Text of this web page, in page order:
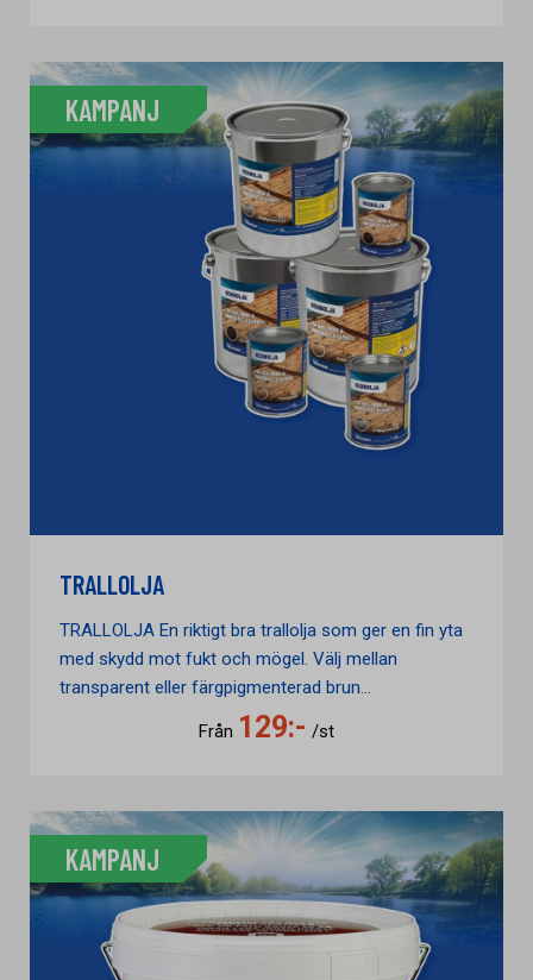
KAMPANJ
TRALLOLJA
TRALLOLJA En riktigt bra trallolja som ger en fin yta
med skydd mot fukt och mögel. Välj mellan
transparent eller färgpigmenterad brun...
Från 129:- /st
KAMPANJ